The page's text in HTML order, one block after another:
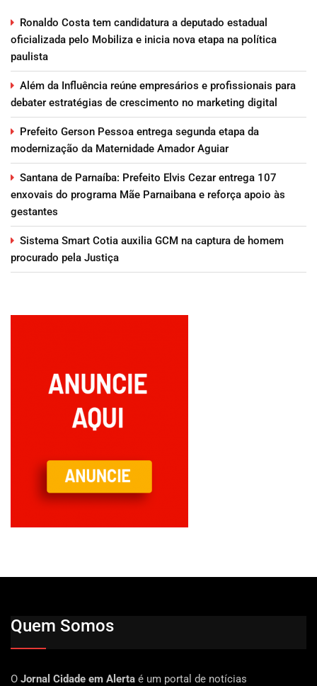
Ronaldo Costa tem candidatura a deputado estadual
oficializada pelo Mobiliza e inicia nova etapa na política
paulista
Além da Influência reúne empresários e profissionais para
debater estratégias de crescimento no marketing digital
Prefeito Gerson Pessoa entrega segunda etapa da
modernização da Maternidade Amador Aguiar
Santana de Parnaíba: Prefeito Elvis Cezar entrega 107
enxovais do programa Mãe Parnaibana e reforça apoio às
gestantes
Sistema Smart Cotia auxilia GCM na captura de homem
procurado pela Justiça
Quem Somos
O Jornal Cidade em Alerta é um portal de notícias